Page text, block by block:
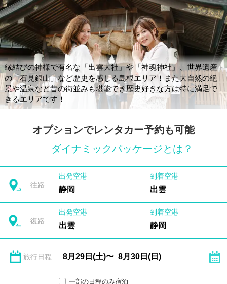
縁結びの神様で有名な「出雲大社」や「神魂神社」、世界遺産
の「石見銀山」など歴史を感じる島根エリア！また大自然の絶
景や温泉など昔の街並みも堪能でき歴史好きな方は特に満足で
きるエリアです！
オプションでレンタカー予約も可能
ダイナミックパッケージとは？
往路
出発空港
静岡
到着空港
出雲
復路
出発空港
出雲
到着空港
静岡
旅行日程
一部の日程のみ宿泊